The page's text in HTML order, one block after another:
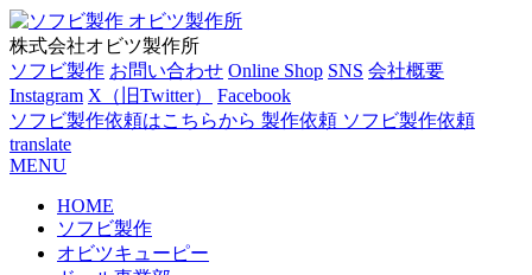
株式会社オビツ製作所
ソフビ製作 お問い合わせ Online Shop SNS 会社概要
Instagram X（旧Twitter）
Facebook
ソフビ製作依頼はこちらから 製作依頼 ソフビ製作依頼
translate
MENU
HOME
ソフビ製作
オビツキューピー